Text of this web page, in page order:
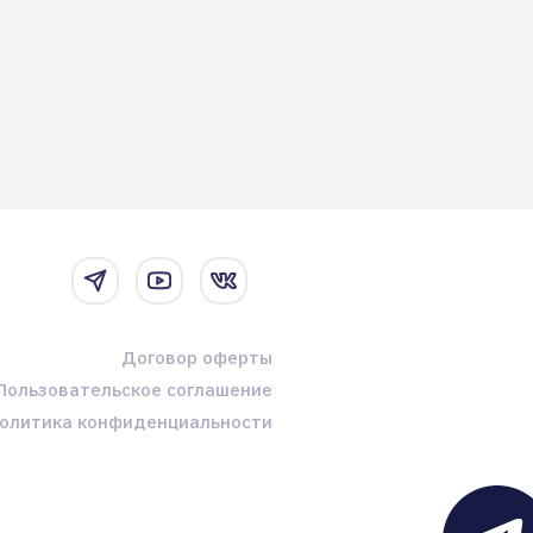
Договор оферты
соглашение
конфиденциальности